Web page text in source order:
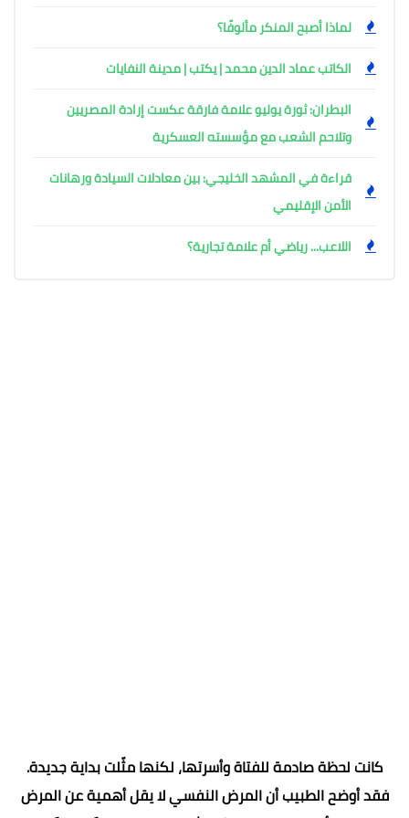
لماذا أصبح المنكر مألوفًا؟
الكاتب عماد الدين محمد | يكتب | مدينة النفايات
البطران: ثورة يوليو علامة فارقة عكست إرادة المصريين
وتلاحم الشعب مع مؤسسته العسكرية
قراءة في المشهد الخليجي: بين معادلات السيادة ورهانات
الأمن الإقليمي
اللاعب... رياضي أم علامة تجارية؟
كانت لحظة صادمة للفتاة وأسرتها، لكنها مثّلت بداية جديدة.
فقد أوضح الطبيب أن المرض النفسي لا يقل أهمية عن المرض